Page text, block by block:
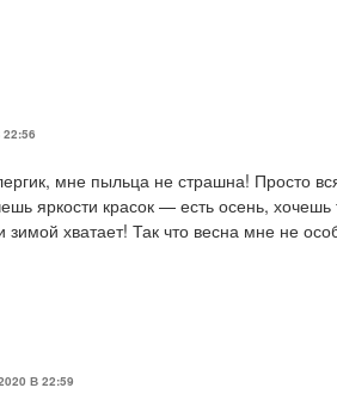
мне пыльца не страшна! Просто
яркости красок — есть осень,
зимой хватает! Так что весна мне не
В 22:59